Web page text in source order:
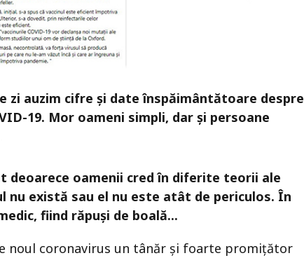
zi auzim cifre și date înspăimântătoare despre
19. Mor oameni simpli, dar și persoane
deoarece oamenii cred în diferite teorii ale
nu există sau el nu este atât de periculos. În
fiind răpuși de boală...
noul coronavirus un tânăr și foarte promițător